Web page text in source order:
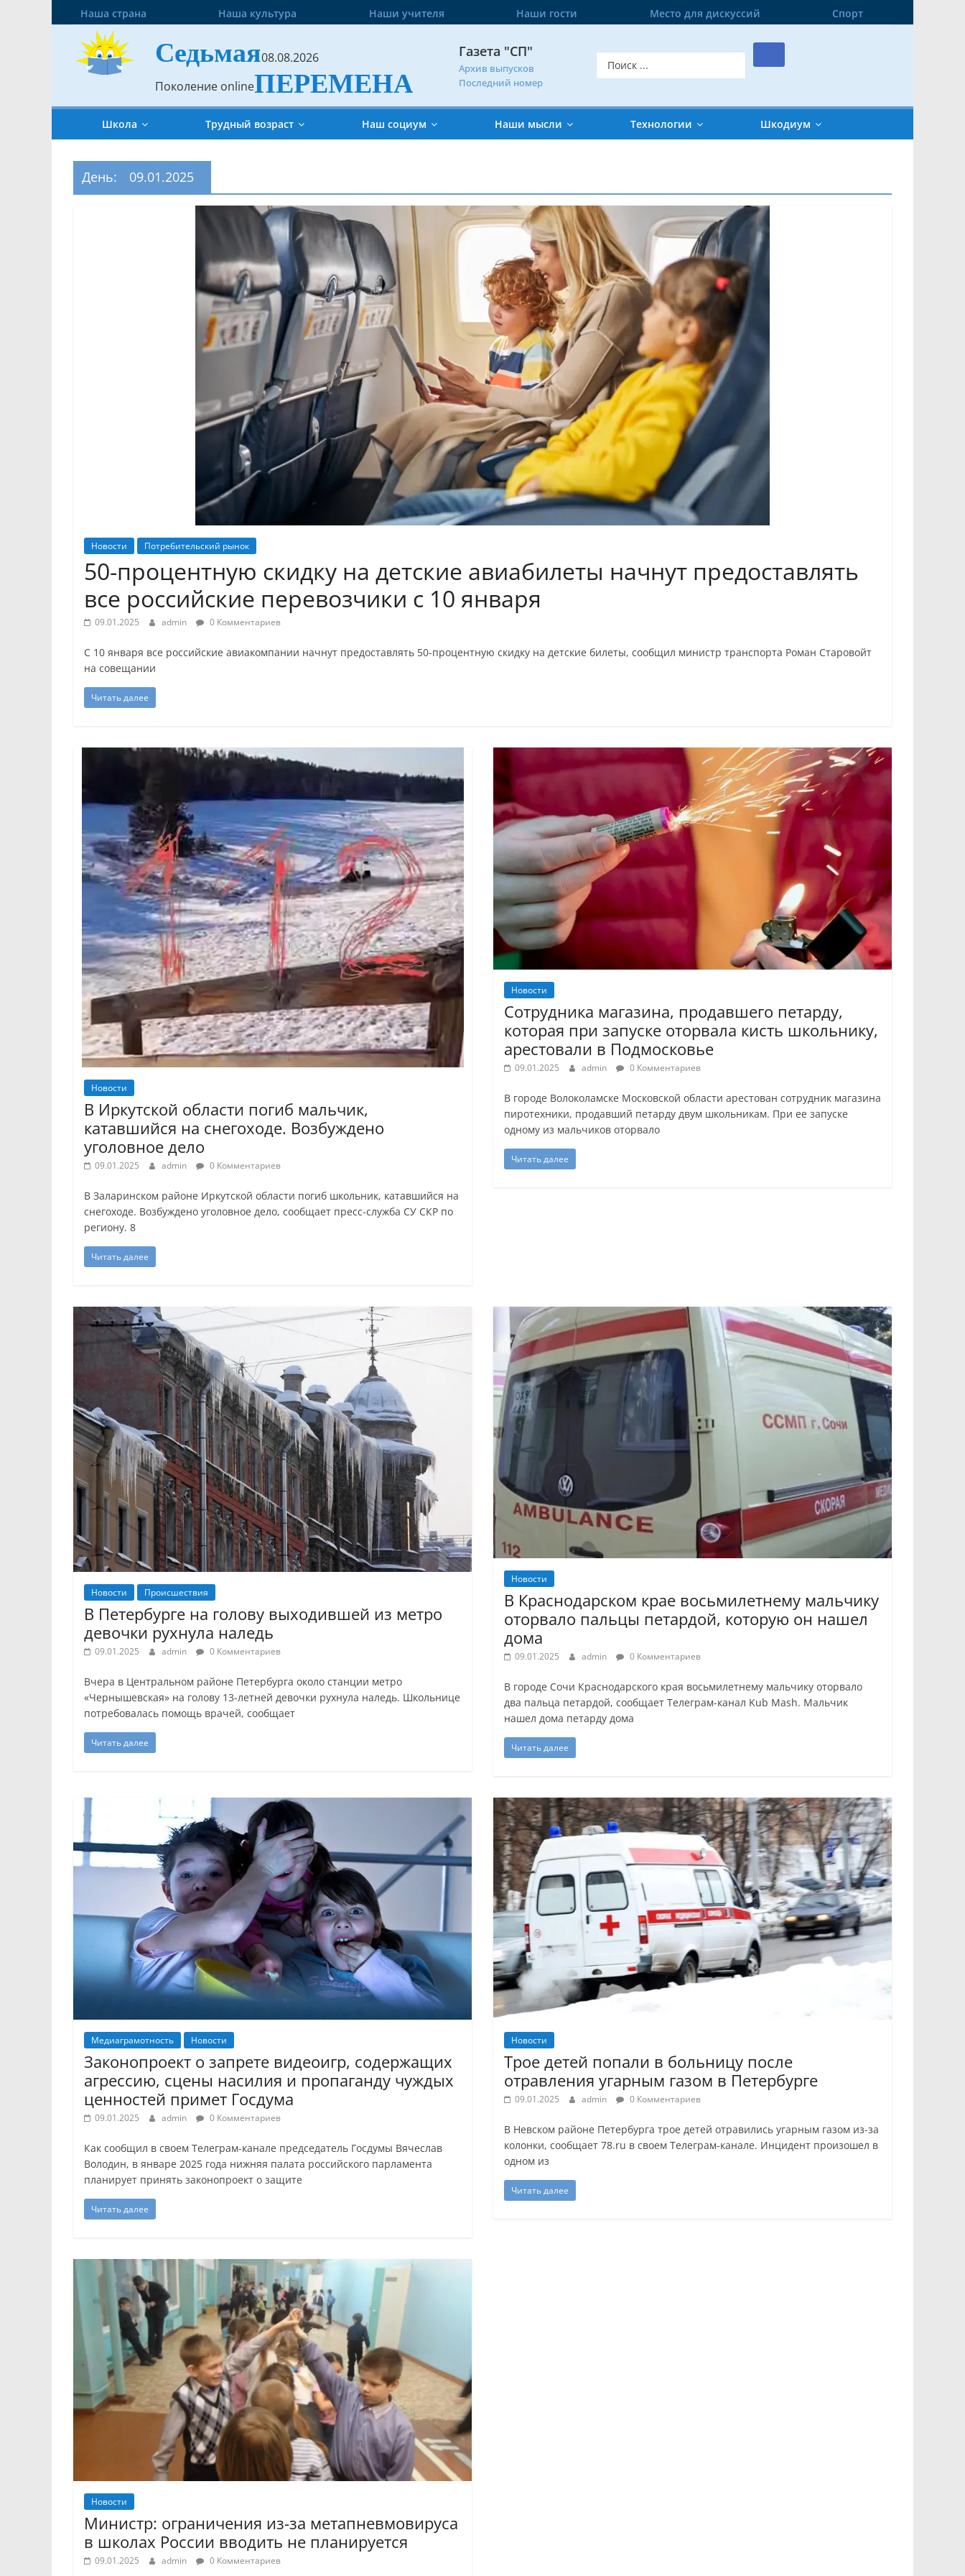
Наша страна Наша культура Наши учителя Наши гости Место для дискуссий Спорт
Седьмая08.08.2026
Поколение onlineПЕРЕМЕНА
Газета "СП"
Архив выпусков
Последний номер
Школа Трудный возраст Наш социум Наши мысли Технологии Шкодиум
День: 09.01.2025
Новости Потребительский рынок
50-процентную скидку на детские авиабилеты начнут предоставлять
все российские перевозчики с 10 января
09.01.2025 admin 0 Комментариев
С 10 января все российские авиакомпании начнут предоставлять 50-процентную скидку на детские билеты, сообщил министр транспорта Роман Старовойт
на совещании
Читать далее
Новости
В Иркутской области погиб мальчик,
катавшийся на снегоходе. Возбуждено
уголовное дело
09.01.2025 admin 0 Комментариев
В Заларинском районе Иркутской области погиб школьник, катавшийся на
снегоходе. Возбуждено уголовное дело, сообщает пресс-служба СУ СКР по
региону. 8
Читать далее
Новости
Сотрудника магазина, продавшего петарду,
которая при запуске оторвала кисть школьнику,
арестовали в Подмосковье
09.01.2025 admin 0 Комментариев
В городе Волоколамске Московской области арестован сотрудник магазина
пиротехники, продавший петарду двум школьникам. При ее запуске
одному из мальчиков оторвало
Читать далее
Новости Происшествия
В Петербурге на голову выходившей из метро
девочки рухнула наледь
09.01.2025 admin 0 Комментариев
Вчера в Центральном районе Петербурга около станции метро
«Чернышевская» на голову 13-летней девочки рухнула наледь. Школьнице
потребовалась помощь врачей, сообщает
Читать далее
Новости
В Краснодарском крае восьмилетнему мальчику
оторвало пальцы петардой, которую он нашел
дома
09.01.2025 admin 0 Комментариев
В городе Сочи Краснодарского края восьмилетнему мальчику оторвало
два пальца петардой, сообщает Телеграм-канал Kub Mash. Мальчик
нашел дома петарду дома
Читать далее
Медиаграмотность Новости
Законопроект о запрете видеоигр, содержащих
агрессию, сцены насилия и пропаганду чуждых
ценностей примет Госдума
09.01.2025 admin 0 Комментариев
Как сообщил в своем Телеграм-канале председатель Госдумы Вячеслав
Володин, в январе 2025 года нижняя палата российского парламента
планирует принять законопроект о защите
Читать далее
Новости
Трое детей попали в больницу после
отравления угарным газом в Петербурге
09.01.2025 admin 0 Комментариев
В Невском районе Петербурга трое детей отравились угарным газом из-за
колонки, сообщает 78.ru в своем Телеграм-канале. Инцидент произошел в
одном из
Читать далее
Новости
Министр: ограничения из-за метапневмовируса
в школах России вводить не планируется
09.01.2025 admin 0 Комментариев